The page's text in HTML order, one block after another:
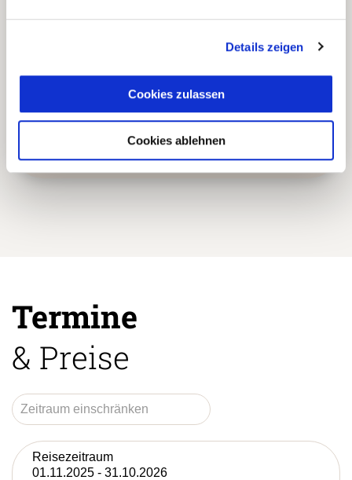
Details zeigen
Cookies zulassen
Cookies ablehnen
lokalen Partnern.
5
Einzigartige und authentische
Reiseerlebnisse abseits der
Termine
& Preise
Reisezeitraum
01.11.2025 - 31.10.2026